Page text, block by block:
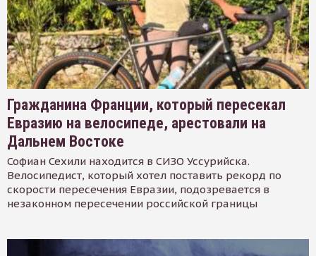
Гражданина Франции, который пересекал
Евразию на велосипеде, арестовали на
Дальнем Востоке
Софиан Сехили находится в СИЗО Уссурийска.
Велосипедист, который хотел поставить рекорд по
скорости пересечения Евразии, подозревается в
незаконном пересечении российской границы